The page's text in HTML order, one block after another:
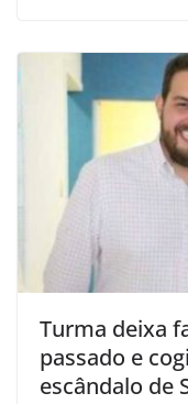
Turma deixa
passado e
escândalo de